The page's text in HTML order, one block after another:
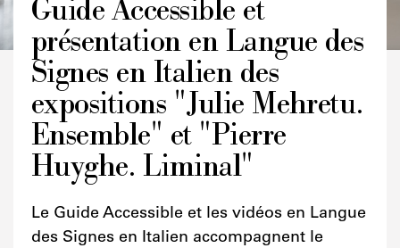
Crédits
Guide Accessible et
présentation en Langue des
Signes en Italien des
expositions "Julie Mehretu.
Ensemble" et "Pierre
Huyghe. Liminal"
Le Guide Accessible et les vidéos en Langue
des Signes en Italien accompagnent le